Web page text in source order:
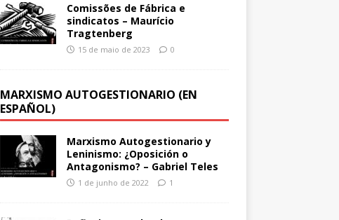
Comissões de Fábrica e
sindicatos – Maurício
Tragtenberg
15 de maio de 2023 0
MARXISMO AUTOGESTIONARIO (EN
ESPAÑOL)
Marxismo Autogestionario y
Leninismo: ¿Oposición o
Antagonismo? – Gabriel Teles
1 de junho de 2022 1